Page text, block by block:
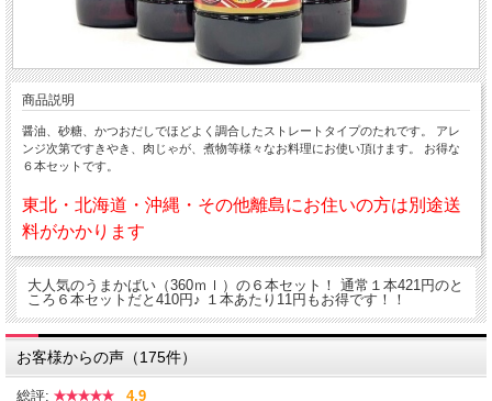
商品説明
醤油、砂糖、かつおだしでほどよく調合したストレートタイプのたれです。 アレ
ンジ次第ですきやき、肉じゃが、煮物等様々なお料理にお使い頂けます。 お得な
６本セットです。
東北・北海道・沖縄・その他離島にお住いの方は別途送
料がかかります
大人気のうまかばい（360ｍｌ）の６本セット！ 通常１本421円のと
ころ６本セットだと410円♪ １本あたり11円もお得です！！
お客様からの声（175件）
総評: 4.9